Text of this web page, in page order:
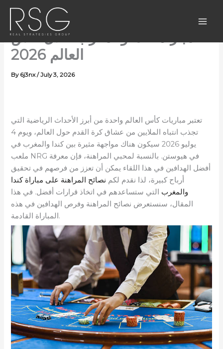
Skip
content
استكشف أفضل الهدافين في
مباراة كندا والمغرب خلال كأس
العالم 2026
By 6j3nx/July 3, 2026
تعتبر مباريات كأس العالم واحدة من أبرز الأحداث الرياضية التي
تجذب انتباه الملايين من عشاق كرة القدم حول العالم، ويوم 4
يوليو 2026 سيكون هناك مواجهة مثيرة بين كندا والمغرب في
ملعب NRG في هيوستن. بالنسبة لمحبي المراهنة، فإن معرفة
أفضل الهدافين في هذا اللقاء يمكن أن تعزز من فرصهم في تحقيق
أرباح كبيرة، لذا نقدم لكم نصائح المراهنة على مباراة كندا
والمغرب التي ستساعدهم في اتخاذ قرارات أفضل. في هذا
المقال، سنستعرض نصائح المراهنة وفرص الهدافين في هذه
المباراة القادمة.